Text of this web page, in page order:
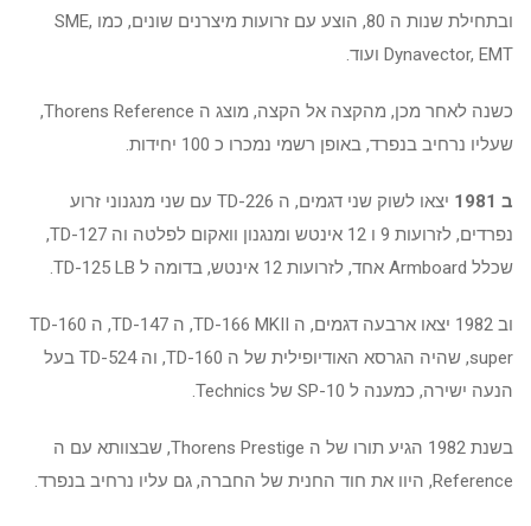
ובתחילת שנות ה 80, הוצע עם זרועות מיצרנים שונים, כמו SME,
Dynavector, EMT ועוד.
כשנה לאחר מכן, מהקצה אל הקצה, מוצג ה Thorens Reference,
שעליו נרחיב בנפרד, באופן רשמי נמכרו כ 100 יחידות.
ב 1981
יצאו לשוק שני דגמים, ה TD-226 עם שני מנגנוני זרוע
נפרדים, לזרועות 9 ו 12 אינטש ומנגנון וואקום לפלטה וה TD-127,
שכלל Armboard אחד, לזרועות 12 אינטש, בדומה ל TD-125 LB.
וב 1982 יצאו ארבעה דגמים, ה TD-166 MKII, ה TD-147, ה TD-160
super, שהיה הגרסא האודיופילית של ה TD-160, וה TD-524 בעל
הנעה ישירה, כמענה ל SP-10 של Technics.
בשנת 1982 הגיע תורו של ה Thorens Prestige, שבצוותא עם ה
Reference, היוו את חוד החנית של החברה, גם עליו נרחיב בנפרד.